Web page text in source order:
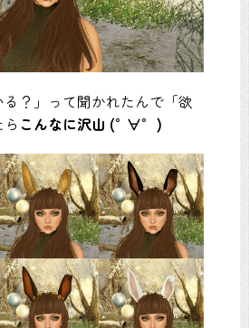
る？」って聞かれたんで「欲
こんなに沢山 (°∀° )